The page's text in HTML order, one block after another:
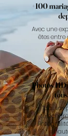
+100
Avec une
êtes entre
Photos HD
Tous